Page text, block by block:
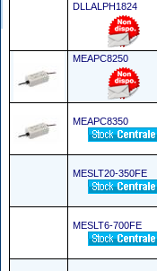
DLLALPH1824
MEAPC8250
MEAPC8350
MESLT20-350FE
MESLT6-700FE